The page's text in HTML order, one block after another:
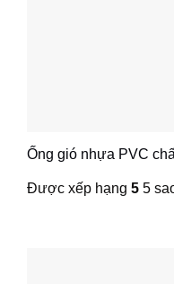
Ống gió nhựa PVC
Được xếp hạng 5 5